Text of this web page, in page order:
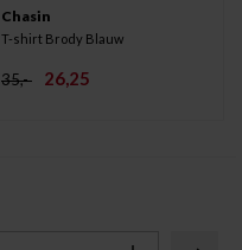
Chasin
T-shirt Brody Blauw
35,- 26,25